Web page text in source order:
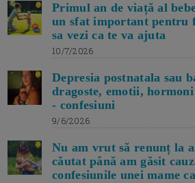
Primul an de viață al
un sfat important pentru
sa vezi ca te va ajuta
10/7/2026
Depresia postnatala sau
dragoste, emotii,
- confesiuni
9/6/2026
Nu am vrut să renunț la
căutat până am găsit
confesiunile unei mame